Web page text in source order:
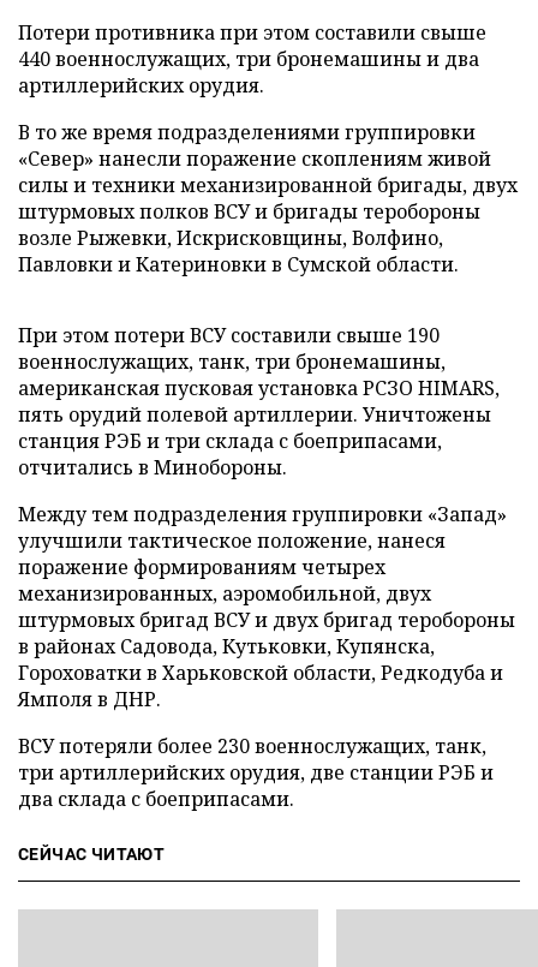
Потери противника при этом составили свыше
440 военнослужащих, три бронемашины и два
артиллерийских орудия.
В то же время подразделениями группировки
«Север» нанесли поражение скоплениям живой
силы и техники механизированной бригады, двух
штурмовых полков ВСУ и бригады теробороны
возле Рыжевки, Искрисковщины, Волфино,
Павловки и Катериновки в Сумской области.
При этом потери ВСУ составили свыше 190
военнослужащих, танк, три бронемашины,
американская пусковая установка РСЗО HIMARS,
пять орудий полевой артиллерии. Уничтожены
станция РЭБ и три склада с боеприпасами,
отчитались в Минобороны.
Между тем подразделения группировки «Запад»
улучшили тактическое положение, нанеся
поражение формированиям четырех
механизированных, аэромобильной, двух
штурмовых бригад ВСУ и двух бригад теробороны
в районах Садовода, Кутьковки, Купянска,
Гороховатки в Харьковской области, Редкодуба и
Ямполя в ДНР.
ВСУ потеряли более 230 военнослужащих, танк,
три артиллерийских орудия, две станции РЭБ и
два склада с боеприпасами.
СЕЙЧАС ЧИТАЮТ